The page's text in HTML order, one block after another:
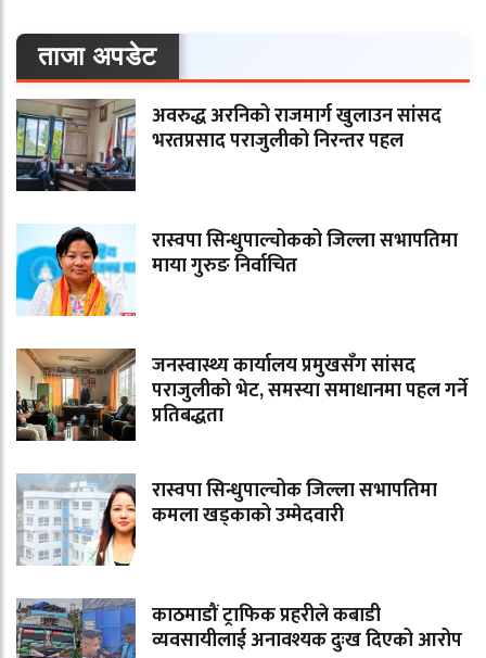
ताजा अपडेट
अवरुद्ध अरनिको राजमार्ग खुलाउन सांसद
भरतप्रसाद पराजुलीको निरन्तर पहल
रास्वपा सिन्धुपाल्चोकको जिल्ला सभापतिमा
माया गुरुङ निर्वाचित
जनस्वास्थ्य कार्यालय प्रमुखसँग सांसद
पराजुलीको भेट, समस्या समाधानमा पहल गर्ने
प्रतिबद्धता
रास्वपा सिन्धुपाल्चोक जिल्ला सभापतिमा
कमला खड्काको उम्मेदवारी
काठमाडौं ट्राफिक प्रहरीले कबाडी
व्यवसायीलाई अनावश्यक दुःख दिएको आरोप